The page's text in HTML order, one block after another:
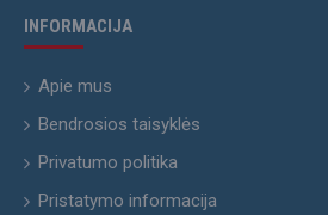
INFORMACIJA
Apie mus
Bendrosios taisyklės
Privatumo politika
Pristatymo informacija